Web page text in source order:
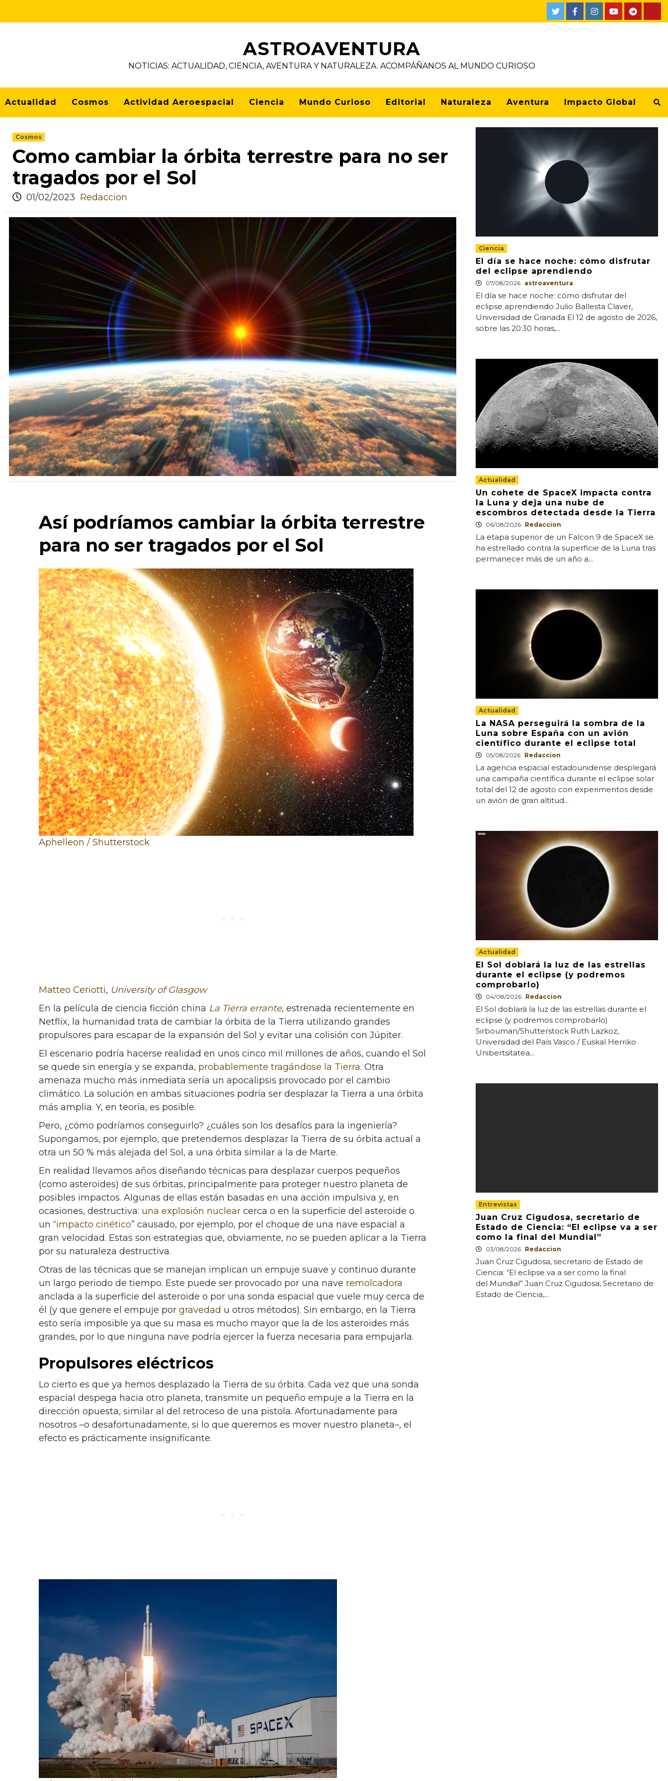
ASTROAVENTURA
NOTICIAS: ACTUALIDAD, CIENCIA, AVENTURA Y NATURALEZA. ACOMPÁÑANOS AL MUNDO CURIOSO
Actualidad Cosmos Actividad Aeroespacial Ciencia Mundo Curioso Editorial Naturaleza Aventura Impacto Global
Cosmos
Como cambiar la órbita terrestre para no ser
tragados por el Sol
01/02/2023 Redaccion
Así podríamos cambiar la órbita terrestre
para no ser tragados por el Sol
Aphelleon / Shutterstock
Matteo Ceriotti, University of Glasgow
En la película de ciencia ficción china La Tierra errante, estrenada recientemente en
Netflix, la humanidad trata de cambiar la órbita de la Tierra utilizando grandes
propulsores para escapar de la expansión del Sol y evitar una colisión con Júpiter.
El escenario podría hacerse realidad en unos cinco mil millones de años, cuando el Sol
se quede sin energía y se expanda, probablemente tragándose la Tierra. Otra
amenaza mucho más inmediata sería un apocalipsis provocado por el cambio
climático. La solución en ambas situaciones podría ser desplazar la Tierra a una órbita
más amplia. Y, en teoría, es posible.
Pero, ¿cómo podríamos conseguirlo? ¿cuáles son los desafíos para la ingeniería?
Supongamos, por ejemplo, que pretendemos desplazar la Tierra de su órbita actual a
otra un 50 % más alejada del Sol, a una órbita similar a la de Marte.
En realidad llevamos años diseñando técnicas para desplazar cuerpos pequeños
(como asteroides) de sus órbitas, principalmente para proteger nuestro planeta de
posibles impactos. Algunas de ellas están basadas en una acción impulsiva y, en
ocasiones, destructiva: una explosión nuclear cerca o en la superficie del asteroide o
un “impacto cinético” causado, por ejemplo, por el choque de una nave espacial a
gran velocidad. Estas son estrategias que, obviamente, no se pueden aplicar a la Tierra
por su naturaleza destructiva.
Otras de las técnicas que se manejan implican un empuje suave y continuo durante
un largo periodo de tiempo. Este puede ser provocado por una nave remolcadora
anclada a la superficie del asteroide o por una sonda espacial que vuele muy cerca de
él (y que genere el empuje porgravedad u otros métodos). Sin embargo, en la Tierra
esto sería imposible ya que su masa es mucho mayor que la de los asteroides más
grandes, por lo que ninguna nave podría ejercer la fuerza necesaria para empujarla.
Propulsores eléctricos
Lo cierto es que ya hemos desplazado la Tierra de su órbita. Cada vez que una sonda
espacial despega hacia otro planeta, transmite un pequeño empuje a la Tierra en la
dirección opuesta, similar al del retroceso de una pistola. Afortunadamente para
nosotros –o desafortunadamente, si lo que queremos es mover nuestro planeta–, el
efecto es prácticamente insignificante.
Ciencia
El día se hace noche: cómo disfrutar
del eclipse aprendiendo
07/08/2026 astroaventura
El día se hace noche: cómo disfrutar del
eclipse aprendiendo Julio Ballesta Claver,
Universidad de Granada El 12 de agosto de 2026,
sobre las 20:30 horas,...
Actualidad
Un cohete de SpaceX impacta contra
la Luna y deja una nube de
escombros detectada desde la Tierra
06/08/2026 Redaccion
La etapa superior de un Falcon 9 de SpaceX se
ha estrellado contra la superficie de la Luna tras
permanecer más de un año a...
Actualidad
La NASA perseguirá la sombra de la
Luna sobre España con un avión
científico durante el eclipse total
05/08/2026 Redaccion
La agencia espacial estadounidense desplegará
una campaña científica durante el eclipse solar
total del 12 de agosto con experimentos desde
un avión de gran altitud...
Actualidad
El Sol doblará la luz de las estrellas
durante el eclipse (y podremos
comprobarlo)
04/08/2026 Redaccion
El Sol doblará la luz de las estrellas durante el
eclipse (y podremos comprobarlo)
Sirbouman/Shutterstock Ruth Lazkoz,
Universidad del País Vasco / Euskal Herriko
Unibertsitatea...
Entrevistas
Juan Cruz Cigudosa, secretario de
Estado de Ciencia: “El eclipse va a ser
como la final del Mundial”
03/08/2026 Redaccion
Juan Cruz Cigudosa, secretario de Estado de
Ciencia: “El eclipse va a ser como la final
del Mundial” Juan Cruz Cigudosa, Secretario de
Estado de Ciencia,...